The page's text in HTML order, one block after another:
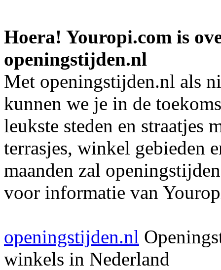
Hoera! Youropi.com is
openingstijden.nl
Met openingstijden.nl als
kunnen we je in de
leukste steden en straatjes
terrasjes, winkel gebieden
maanden zal
voor informatie van
openingstijden.nl
winkels in Nederland